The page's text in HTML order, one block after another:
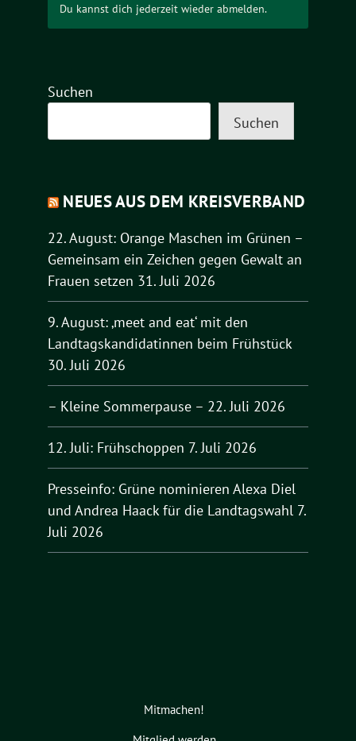
Du kannst dich jederzeit wieder abmelden.
Suchen
Suchen
NEUES AUS DEM KREISVERBAND
22. August: Orange Maschen im Grünen –
Gemeinsam ein Zeichen gegen Gewalt an
Frauen setzen 31. Juli 2026
9. August: ‚meet and eat‘ mit den
Landtagskandidatinnen beim Frühstück
30. Juli 2026
– Kleine Sommerpause – 22. Juli 2026
12. Juli: Frühschoppen 7. Juli 2026
Presseinfo: Grüne nominieren Alexa Diel
und Andrea Haack für die Landtagswahl 7.
Juli 2026
Mitmachen!